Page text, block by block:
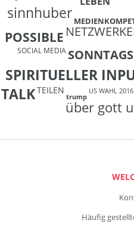
sinnhuber
POSSIBLE
SOCIAL MEDIA
SPIRITUELLER
TALKTEILEN
trump
US WAHL 2016
über gott
Häufig